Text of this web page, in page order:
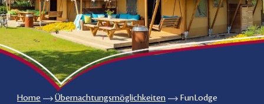
Home Übernachtungsmöglichkeiten FunLodge